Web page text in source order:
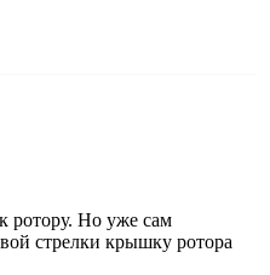
ротору. Но уже сам
стрелки крышку ротора